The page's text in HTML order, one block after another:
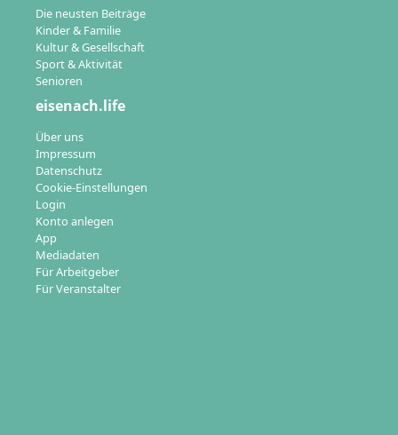
Die neusten Beiträge
Kinder & Familie
Kultur & Gesellschaft
Sport & Aktivität
Senioren
eisenach.life
Über uns
Impressum
Datenschutz
Cookie-Einstellungen
Login
Konto anlegen
App
Mediadaten
Für Arbeitgeber
Für Veranstalter